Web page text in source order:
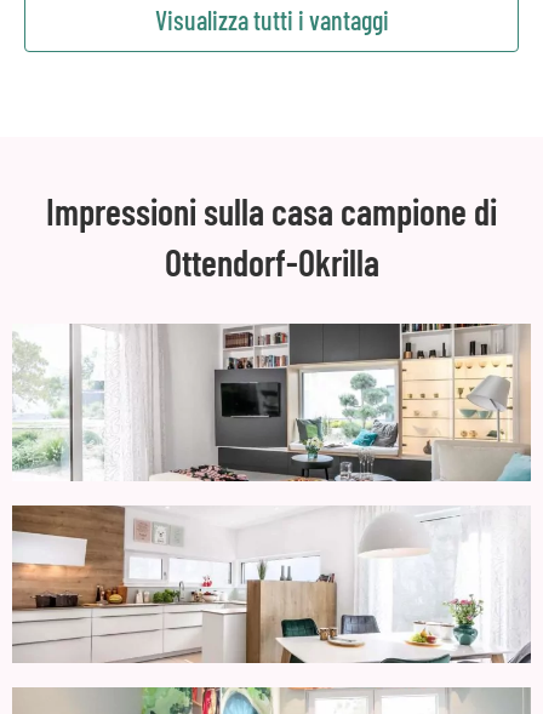
Visualizza tutti i vantaggi
Impressioni sulla casa campione di
Ottendorf-Okrilla